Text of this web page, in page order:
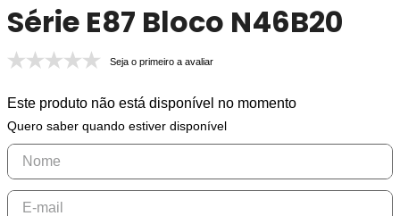
Série E87 Bloco N46B20
Seja o primeiro a avaliar
Este produto não está disponível no momento
Quero saber quando estiver disponível